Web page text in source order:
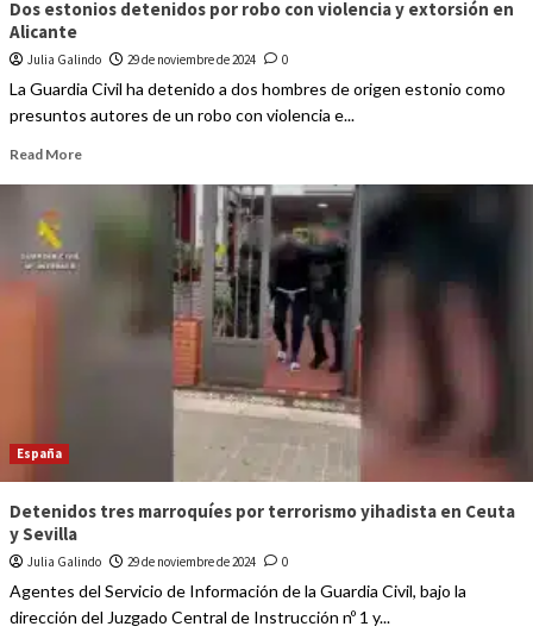
Dos estonios detenidos por robo con violencia y extorsión en
Alicante
Julia Galindo 29 de noviembre de 2024 0
La Guardia Civil ha detenido a dos hombres de origen estonio como
presuntos autores de un robo con violencia e...
Read More
España
Detenidos tres marroquíes por terrorismo yihadista en Ceuta
y Sevilla
Julia Galindo 29 de noviembre de 2024 0
Agentes del Servicio de Información de la Guardia Civil, bajo la
dirección del Juzgado Central de Instrucción nº 1 y...